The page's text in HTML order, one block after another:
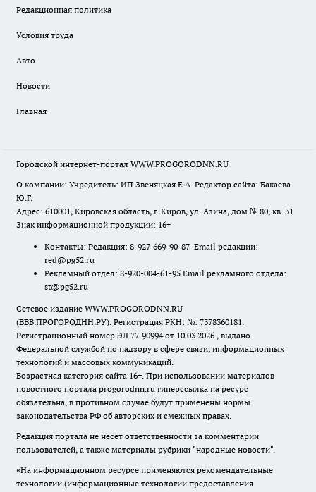
Редакционная политика
Условия труда
Авто
Новости
Главная
Городской интернет-портал WWW.PROGORODNN.RU
О компании: Учредитель: ИП Звеняцкая Е.А. Редактор сайта: Бакаева
Ю.Г.
Адрес: 610001, Кировская область, г. Киров, ул. Азина, дом № 80, кв. 31
Знак информационной продукции: 16+
Контакты: Редакция: 8-927-669-90-87 Email редакции:
red@pg52.ru
Рекламный отдел: 8-920-004-61-95 Email рекламного отдела:
st@pg52.ru
Сетевое издание WWW.PROGORODNN.RU
(ВВВ.ПРОГОРОДНН.РУ). Регистрация РКН: №: 7378360181.
Регистрационный номер ЭЛ 77-90994 от 10.03.2026., выдано
Федеральной службой по надзору в сфере связи, информационных
технологий и массовых коммуникаций.
Возрастная категория сайта 16+. При использовании материалов
новостного портала progorodnn.ru гиперссылка на ресурс
обязательна, в противном случае будут применены нормы
законодательства РФ об авторских и смежных правах.
Редакция портала не несет ответственности за комментарии
пользователей, а также материалы рубрики "народные новости".
«На информационном ресурсе применяются рекомендательные
технологии (информационные технологии предоставления